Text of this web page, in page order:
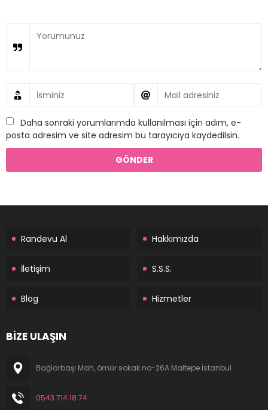
Daha sonraki yorumlarımda kullanılması için adım, e-
posta adresim ve site adresim bu tarayıcıya kaydedilsin.
Randevu Al Hakkımızda
İletişim S.S.S.
Blog Hizmetler
BİZE ULAŞIN
Bağlarbaşı Mah, ömür sokak no-26A Maltepe İstanbul
0543 714 18 74